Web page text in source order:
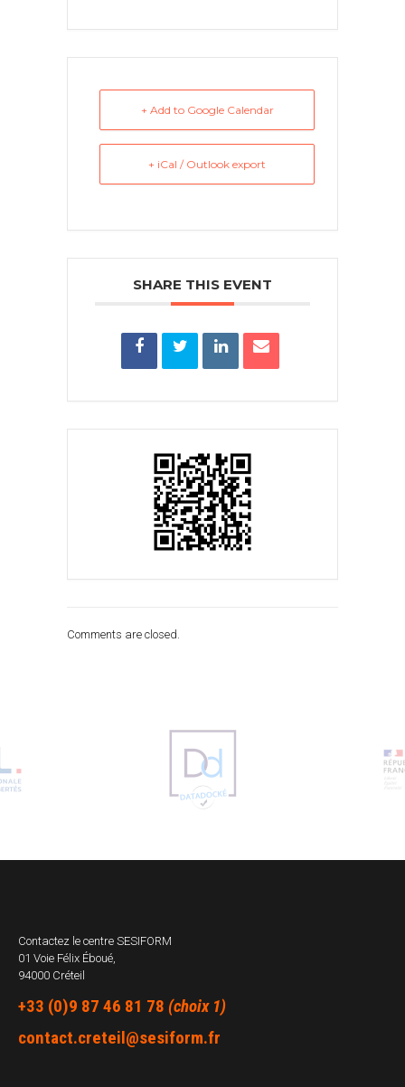
+ Add to Google Calendar
+ iCal / Outlook export
SHARE THIS EVENT
Comments are closed.
Contactez le centre SESIFORM
01 Voie Félix Éboué,
94000 Créteil
+33 (0)9 87 46 81 78 (choix 1)
contact.creteil@sesiform.fr